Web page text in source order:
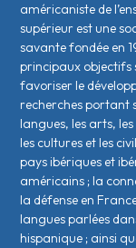
américaniste de
supérieur est une
savante fondée en
principaux objectifs
favoriser le
recherches portant
langues, les arts,
les cultures et les
pays ibériques et
américains ; la
la défense en
langues parlées
hispanique ; ainsi